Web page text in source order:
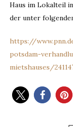
Haus im Lokalteil
der unter
https://
potsdam-
mietshauses/